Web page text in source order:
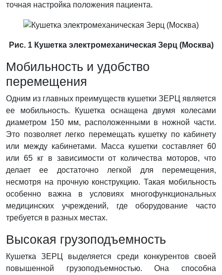
точная настройка положения пациента.
Рис. 1 Кушетка электромеханическая Зерц (Москва)
Мобильность и удобство
перемещения
Одним из главных преимуществ кушетки ЗЕРЦ является
ее мобильность. Кушетка оснащена двумя колесами
диаметром 150 мм, расположенными в ножной части.
Это позволяет легко перемещать кушетку по кабинету
или между кабинетами. Масса кушетки составляет 60
или 65 кг в зависимости от количества моторов, что
делает ее достаточно легкой для перемещения,
несмотря на прочную конструкцию. Такая мобильность
особенно важна в условиях многофункциональных
медицинских учреждений, где оборудование часто
требуется в разных местах.
Высокая грузоподъемность
Кушетка ЗЕРЦ выделяется среди конкурентов своей
повышенной грузоподъемностью. Она способна